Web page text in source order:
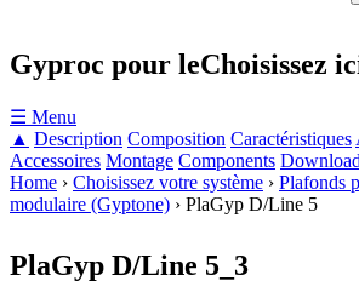
Gyproc pour leChoisissez
☰ Menu
▲ Description Composition Caractéristiques
Accessoires Montage Components
Vous êtes ici
Home › Choisissez votre système › Plafonds
modulaire (Gyptone) › PlaGyp D/Line 5
PlaGyp D/Line 5_3